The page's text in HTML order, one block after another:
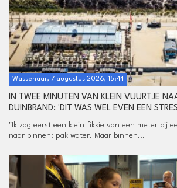
Wassenaar, 7 augustus 2026, 15:44
IN TWEE MINUTEN VAN KLEIN VUURTJE
DUINBRAND: 'DIT WAS WEL EVEN EEN
"Ik zag eerst een klein fikkie van een meter bij
naar binnen: pak water. Maar binnen...